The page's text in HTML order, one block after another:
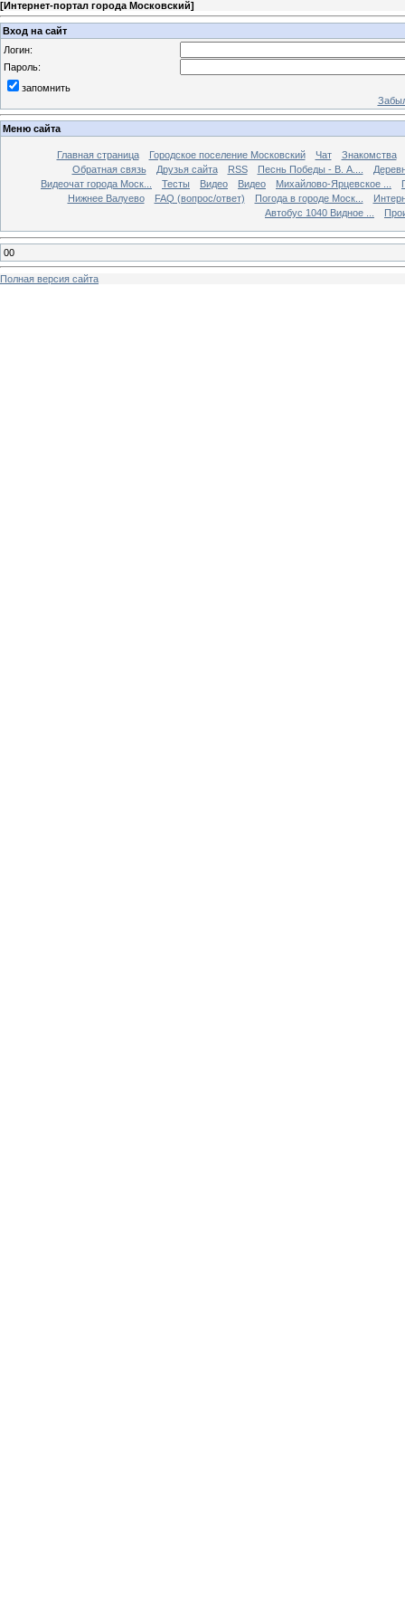
[Интернет-портал города Московский]
Вход на сайт
Логин:
Пароль:
запомнить
Меню сайта
Главная страница Городское поселение Московский Чат
Знакомства
Обратная связь
Друзья сайта RSS Песнь Победы - В. А....
Видеочат города Моск...
Тесты Видео Видео Михайлово-Ярцевское ...
Нижнее Валуево
FAQ (вопрос/ответ) Погода в городе Моск...
Автобус 1040 Видное ...
00
Полная версия сайта